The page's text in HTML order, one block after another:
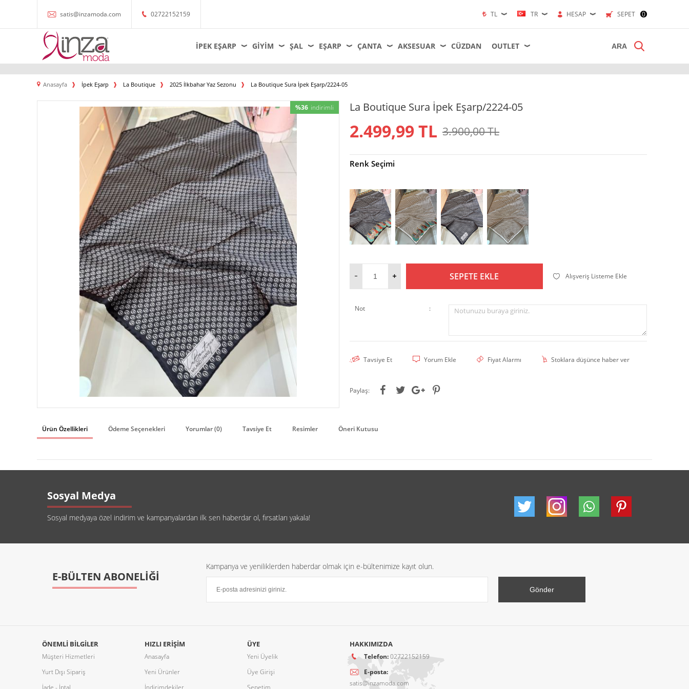
satis@inzamoda.com 02722152159 SEPET 0
HESAP
TR
TL
İPEK EŞARP GIYIM ŞAL EŞARP ÇANTA AKSESUAR CÜZDAN OUTLET
Anasayfa İpek Eşarp La Boutique 2025 İlkbahar Yaz Sezonu La Boutique Sura İpek Eşarp/2224-05
%36 indirimli La Boutique Sura İpek Eşarp/2224-05
2.499,99TL 3.900,00TL
Renk Seçimi
SEPETE EKLE Alışveriş Listeme Ekle
Not : Notunuzu buraya giriniz.
Tavsiye Et Yorum Ekle Fiyat Alarmı Stoklara düşünce haber ver
Paylaş:
Ürün Özellikleri Ödeme Seçenekleri Yorumlar (0) Tavsiye Et Resimler Öneri Kutusu
Sosyal Medya
Sosyal medyaya özel indirim ve kampanyalardan ilk sen haberdar ol, fırsatları yakala!
E-BÜLTEN ABONELİĞİ
Kampanya ve yeniliklerden haberdar olmak için e-bültenimize kayıt olun.
ÖNEMLI BILGILER
Müşteri Hizmetleri
Yurt Dışı Sipariş
İade - İptal
HIZLI ERIŞIM
Anasayfa
Yeni Ürünler
İndirimdekiler
ÜYE
Yeni Üyelik
Üye Girişi
Sepetim
HAKKIMIZDA
Telefon:02722152159
E-posta:
satis@inzamoda.com